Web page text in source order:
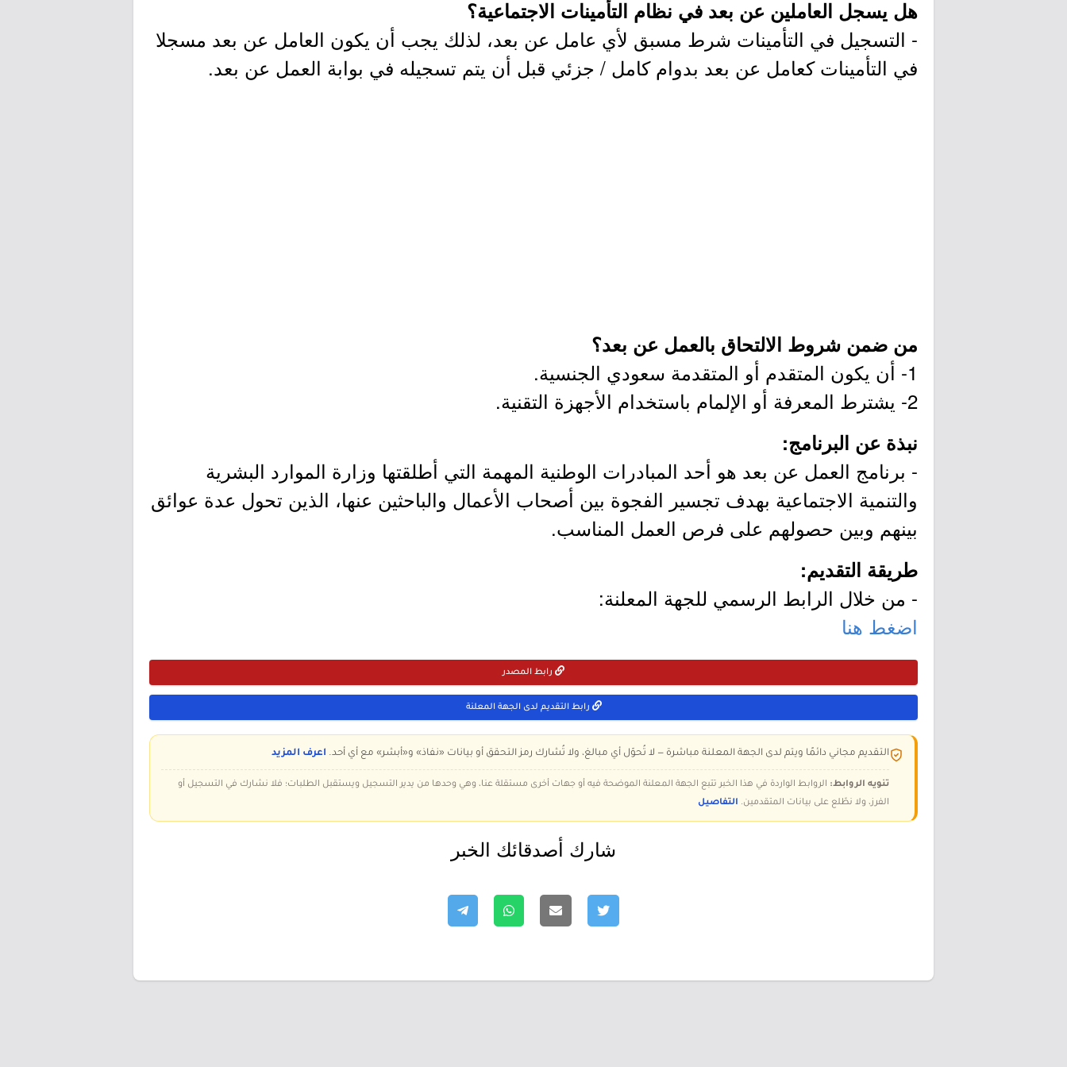
هل يسجل العاملين عن بعد في نظام التأمينات الاجتماعية؟
- التسجيل في التأمينات شرط مسبق لأي عامل عن بعد، لذلك يجب أن يكون العامل عن بعد مسجلا
في التأمينات كعامل عن بعد بدوام كامل / جزئي قبل أن يتم تسجيله في بوابة العمل عن بعد.
من ضمن شروط الالتحاق بالعمل عن بعد؟
1- أن يكون المتقدم أو المتقدمة سعودي الجنسية.
2- يشترط المعرفة أو الإلمام باستخدام الأجهزة التقنية.
نبذة عن البرنامج:
- برنامج العمل عن بعد هو أحد المبادرات الوطنية المهمة التي أطلقتها وزارة الموارد البشرية
والتنمية الاجتماعية بهدف تجسير الفجوة بين أصحاب الأعمال والباحثين عنها، الذين تحول عدة عوائق
بينهم وبين حصولهم على فرص العمل المناسب.
طريقة التقديم:
- من خلال الرابط الرسمي للجهة المعلنة:
اضغط هنا
رابط المصدر
رابط التقديم لدى الجهة المعلنة
التقديم مجاني دائمًا ويتم لدى الجهة المعلنة مباشرة — لا تُحوّل أي مبالغ، ولا تُشارك رمز التحقق أو بيانات «نفاذ» و«أبشر» مع أي أحد. اعرف المزيد
تنويه الروابط: الروابط الواردة في هذا الخبر تتبع الجهة المعلنة الموضحة فيه أو جهات أخرى مستقلة عنا، وهي وحدها من يدير التسجيل ويستقبل الطلبات؛ فلا نشارك في التسجيل أو
الفرز، ولا نطّلع على بيانات المتقدمين. التفاصيل
شارك أصدقائك الخبر